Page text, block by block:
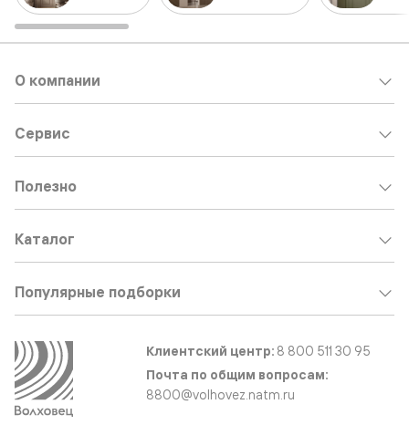
О компании
Сервис
Полезно
Каталог
Популярные подборки
Клиентский центр: 8 800 511 30 95
Почта по общим вопросам:
8800@volhovez.natm.ru